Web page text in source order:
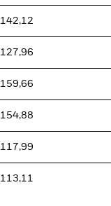
142,12
127,96
159,66
154,88
117,99
113,11